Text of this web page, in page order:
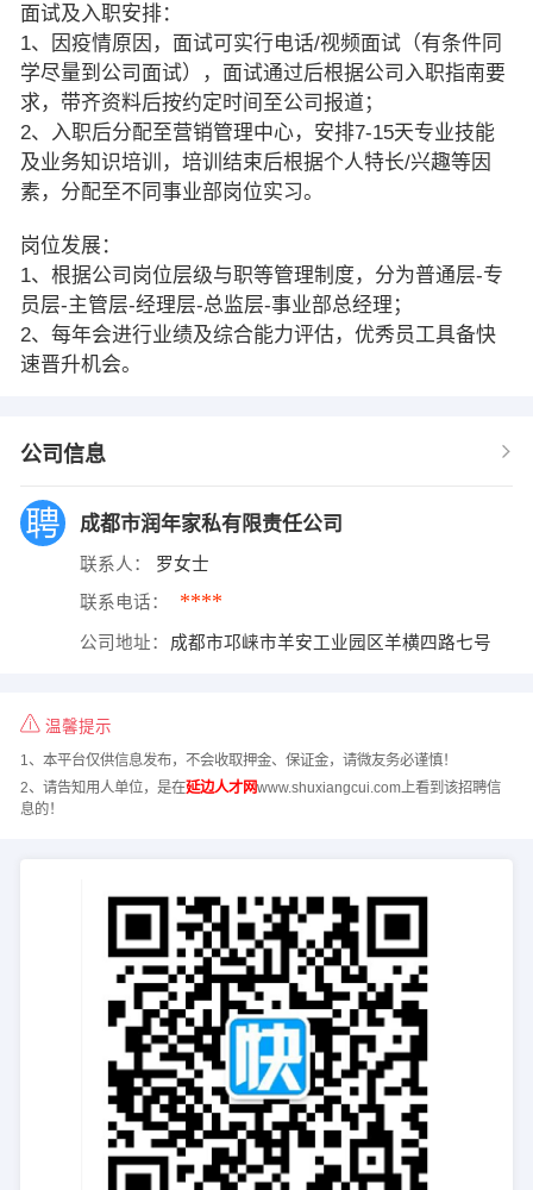
面试及入职安排：
1、因疫情原因，面试可实行电话/视频面试（有条件同
学尽量到公司面试），面试通过后根据公司入职指南要
求，带齐资料后按约定时间至公司报道；
2、入职后分配至营销管理中心，安排7-15天专业技能
及业务知识培训，培训结束后根据个人特长/兴趣等因
素，分配至不同事业部岗位实习。
岗位发展：
1、根据公司岗位层级与职等管理制度，分为普通层-专
员层-主管层-经理层-总监层-事业部总经理；
2、每年会进行业绩及综合能力评估，优秀员工具备快
速晋升机会。
公司信息
成都市润年家私有限责任公司
联系人： 罗女士
联系电话： ****
公司地址： 成都市邛崃市羊安工业园区羊横四路七号
温馨提示
1、本平台仅供信息发布，不会收取押金、保证金，请微友务必谨慎！
2、请告知用人单位，是在延边人才网www.shuxiangcui.com上看到该招聘信
息的！